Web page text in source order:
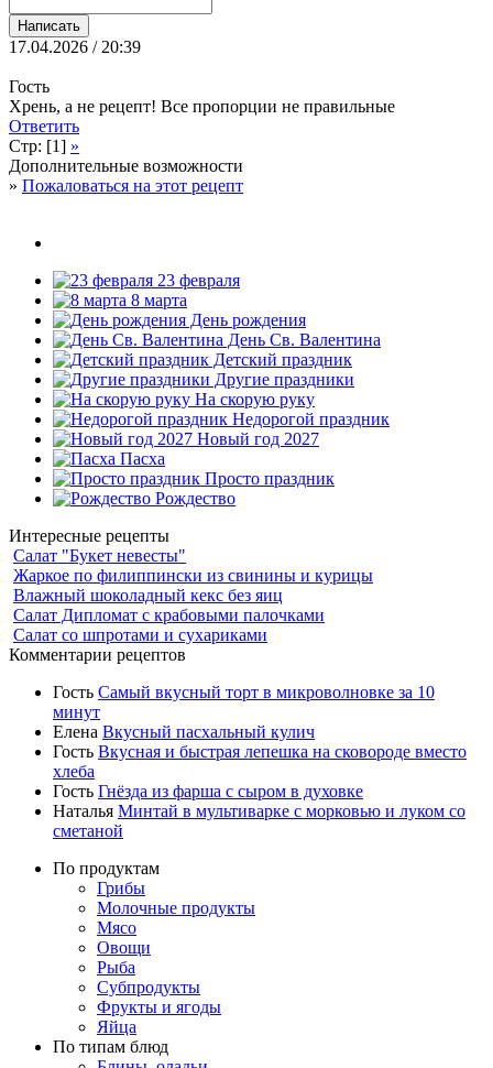
17.04.2026 / 20:39
Гость
Хрень, а не рецепт! Все пропорции не правильные
Ответить
Стр: [1] »
Дополнительные возможности
» Пожаловаться на этот рецепт
23 февраля
8 марта
День рождения
День Св. Валентина
Детский праздник
Другие праздники
На скорую руку
Недорогой праздник
Новый год 2027
Пасха
Просто праздник
Рождество
Интересные рецепты
Салат "Букет невесты"
Жаркое по филиппински из свинины и курицы
Влажный шоколадный кекс без яиц
Салат Дипломат с крабовыми палочками
Салат со шпротами и сухариками
Комментарии рецептов
Гость Самый вкусный торт в микроволновке за 10
минут
Елена Вкусный пасхальный кулич
Гость Вкусная и быстрая лепешка на сковороде вместо
хлеба
Гость Гнёзда из фарша с сыром в духовке
Наталья Минтай в мультиварке с морковью и луком со
сметаной
По продуктам
Грибы
Молочные продукты
Мясо
Овощи
Рыба
Субпродукты
Фрукты и ягоды
Яйца
По типам блюд